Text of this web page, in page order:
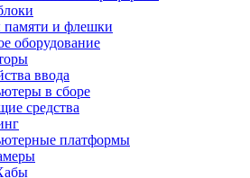
памяти и флешки
оборудование
ввода
в сборе
средства
платформы